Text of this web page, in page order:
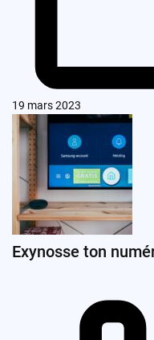
19 mars 2023
Exynosse ton